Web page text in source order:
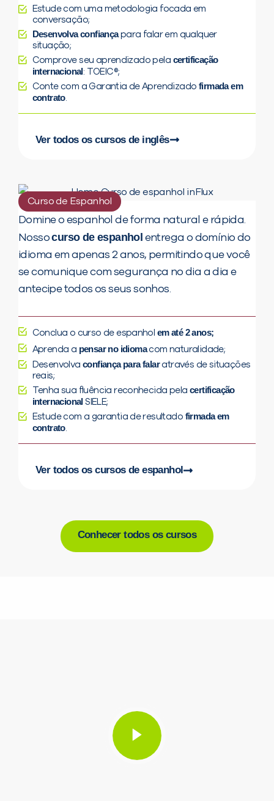
Estude com uma metodologia focada em
conversação;
Desenvolva confiançapara falar em qualquer
situação;
Comprove seu aprendizado pela certificação
internacional: TOEIC®;
Conte com a Garantia de Aprendizado firmada em
contrato.
Ver todos os cursos de inglês
Curso de Espanhol
Domine o espanhol de forma natural e rápida.
Nossocurso de espanhol entrega o domínio do
idioma em apenas 2 anos, permitindo que você
se comunique com segurança no dia a dia e
antecipe todos os seus sonhos.
Conclua o curso de espanhol em até 2 anos;
Aprenda a pensar no idiomacom naturalidade;
Desenvolva confiança para falaratravés de situações
reais;
Tenha sua fluência reconhecida pela certificação
internacional SIELE;
Estude com a garantia de resultado firmada em
contrato.
Ver todos os cursos de espanhol
Conhecer todos os cursos